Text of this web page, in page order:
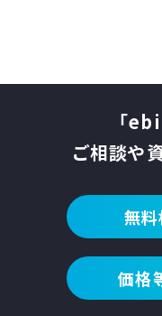
「
ご相談や
無料
価格